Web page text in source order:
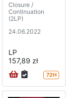
Closure /
Continuation
(2LP)
24.06.2022
LP
157,89 zł
72H